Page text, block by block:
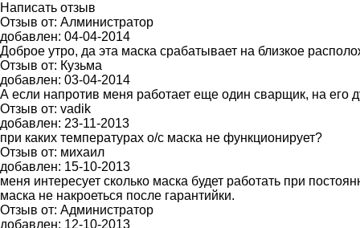
Написать отзыв
Отзыв от: Алминистратор
добавлен: 04-04-2014
Доброе утро, да эта маска срабатывает на близкое
Отзыв от: Кузьма
добавлен: 03-04-2014
А если напротив меня работает еще один сварщик, на его
Отзыв от: vadik
добавлен: 23-11-2013
при каких температурах о/с маска не функционирует?
Отзыв от: михаил
добавлен: 15-10-2013
меня интересует сколько маска будет работать при
маска не накроеться после гарантийки.
Отзыв от: Администратор
добавлен: 12-10-2013